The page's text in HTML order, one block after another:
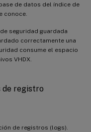
de datos del índice de
conoce.
seguridad guardada
correctamente una
consume el espacio
VHDX.
de registro
de registros (logs).